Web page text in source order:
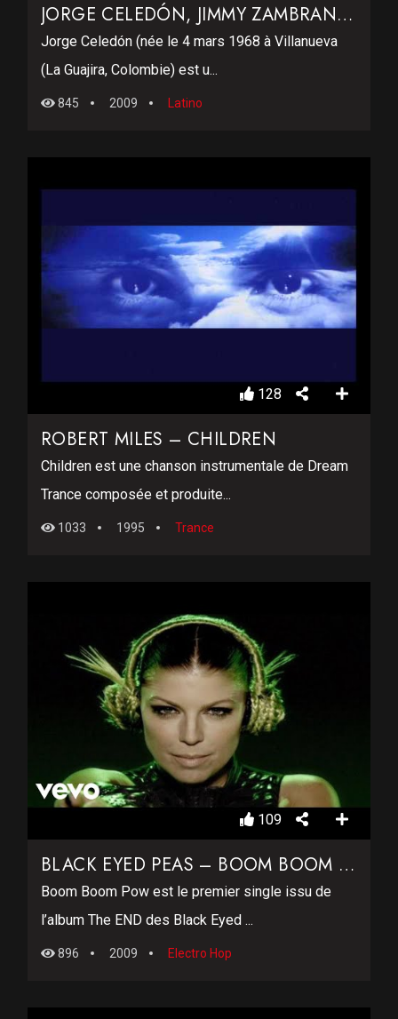
JORGE CELEDÓN, JIMMY ZAMBRANO – LA INVITACIÓN
Jorge Celedón (née le 4 mars 1968 à Villanueva
(La Guajira, Colombie) est u...
845 2009 Latino
128
ROBERT MILES – CHILDREN
Children est une chanson instrumentale de Dream
Trance composée et produite...
1033 1995 Trance
109
BLACK EYED PEAS – BOOM BOOM POW
Boom Boom Pow est le premier single issu de
l’album The END des Black Eyed ...
896 2009 Electro Hop